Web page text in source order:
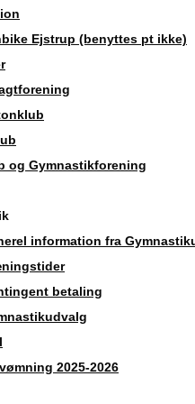
Ejstrup (benyttes pt ikke)
og Gymnastikforening
information fra
betaling
2025-2026